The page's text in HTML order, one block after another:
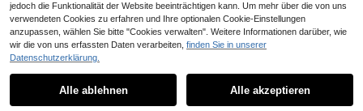
SHEIN Frenchy Damen Sommerklei
1
jedoch die Funktionalität der Website beeinträchtigen kann. Um mehr über die von uns
verwendeten Cookies zu erfahren und Ihre optionalen Cookie-Einstellungen
anzupassen, wählen Sie bitte "Cookies verwalten". Weitere Informationen darüber, wie
wir die von uns erfassten Daten verarbeiten, finden Sie in unserer
Datenschutzerklärung.
Alle ablehnen Alle akzeptieren